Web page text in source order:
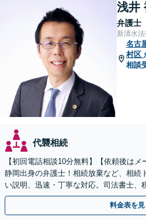
浅井
弁護士
新清水
名古
村区
相談
代襲相続
【初回電話相談10分無料】【依頼後はメ
静岡出身の弁護士！相続放棄など、相続
い説明、迅速・丁寧な対応。司法書士、
し、遺産相続をトータルサポート【完全
料金表を見